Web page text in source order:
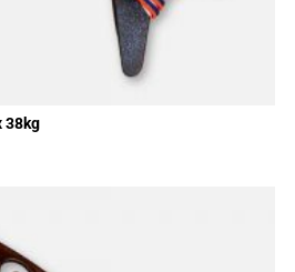
38kg